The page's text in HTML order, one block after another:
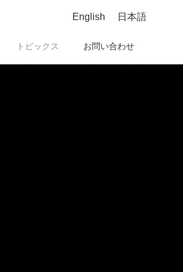
English 日本語
トピックス お問い合わせ